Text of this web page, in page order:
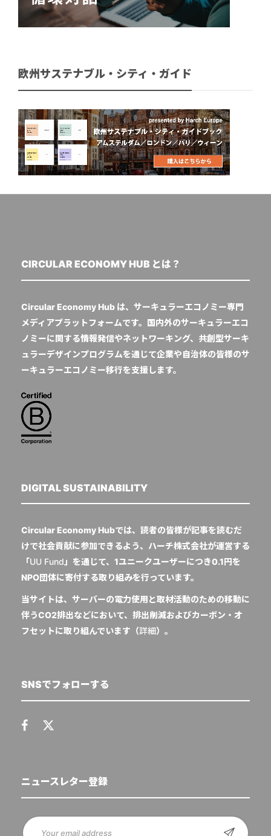
欧州サステナブル・シティ・ガイド
CIRCULAR ECONOMY HUB とは？
Circular Economy Hub は、サーキュラーエコノミー専門
メディアプラットフォームです。国内外のサーキュラーエコ
ノミーに関する情報発信やネットワーキング、共創型サーキ
ュラーデザインプログラムを通じて企業や自治体の皆様のサ
ーキュラーエコノミー移行を支援します。
DIGITAL SUSTAINABILITY
Circular Economy Hubでは、読者の皆様が記事を読むだ
けで社会貢献に参加できるよう、ハーチ株式会社が運営する
「UU Fund 」を通じて、1ユニークユーザーにつき0.1円を
NPO団体に寄付する取り組みを行っています。
当サイトは、サーバーの電力使用と取材活動のための移動に
伴うCO2排出などにおいて、排出削減およびカーボン・オ
フセットに取り組んでいます（詳細）。
SNSでフォローする
ニュースレター登録